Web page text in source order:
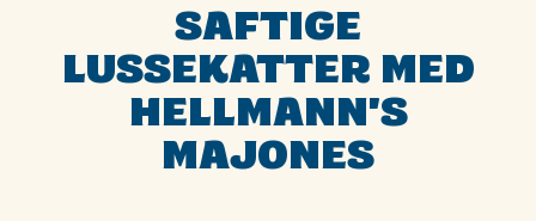
SAFTIGE
LUSSEKATTER MED
HELLMANN'S
MAJONES